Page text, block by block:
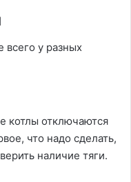
у разных
котлы отключаются
что надо сделать,
наличие тяги.